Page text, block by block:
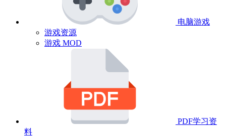
电脑游戏
游戏资源
游戏 MOD
PDF学习资
料